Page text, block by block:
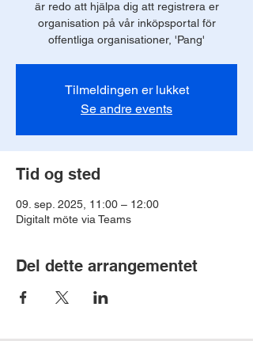
är redo att hjälpa dig att registrera er
organisation på vår inköpsportal för
offentliga organisationer, 'Pang'
Tilmeldingen er lukket
Se andre events
Tid og sted
09. sep. 2025, 11:00 – 12:00
Digitalt möte via Teams
Del dette arrangementet